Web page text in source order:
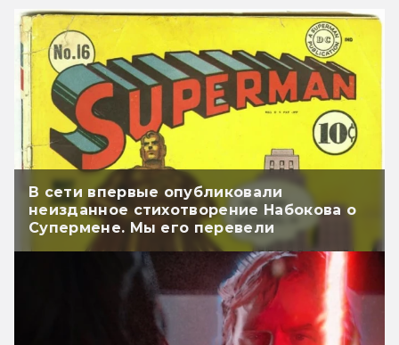
В сети впервые опубликовали
неизданное стихотворение Набокова о
Супермене. Мы его перевели